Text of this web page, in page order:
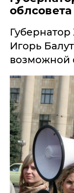
облсовета
Губернатор
Игорь
возможной